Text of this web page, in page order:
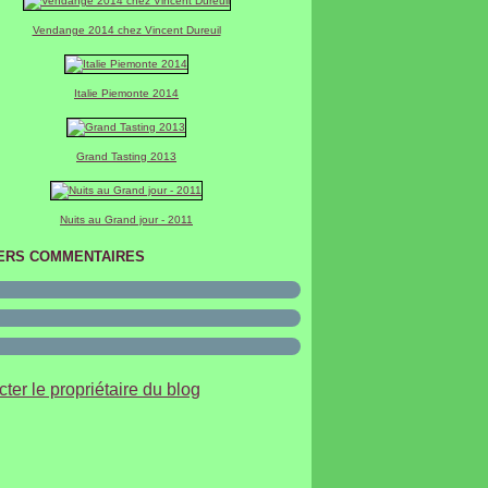
(2)
Vendange 2014 chez Vincent Dureuil
Italie Piemonte 2014
Grand Tasting 2013
Nuits au Grand jour - 2011
COMMENTAIRES
le propriétaire du blog